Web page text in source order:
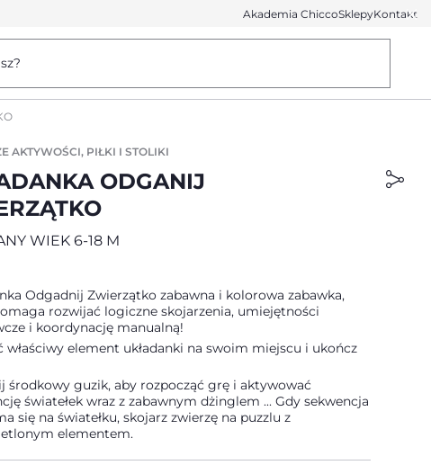
Akademia ChiccoSklepyKontakt
AKTYWOŚCI, PIŁKI I STOLIKI
ODGANIJ
WIEK 6-18 M
Odgadnij Zwierzątko zabawna i kolorowa zabawka,
rozwijać logiczne skojarzenia, umiejętności
i koordynację manualną!
właściwy element układanki na swoim miejscu i ukończ
środkowy guzik, aby rozpocząć grę i aktywować
światełek wraz z zabawnym dżinglem ... Gdy sekwencja
się na światełku, skojarz zwierzę na puzzlu z
elementem.